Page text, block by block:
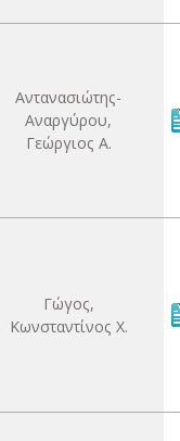
Αντανασιώτης-
Αναργύρου,
Γεώργιος Α.
Γώγος,
Κωνσταντίνος Χ.